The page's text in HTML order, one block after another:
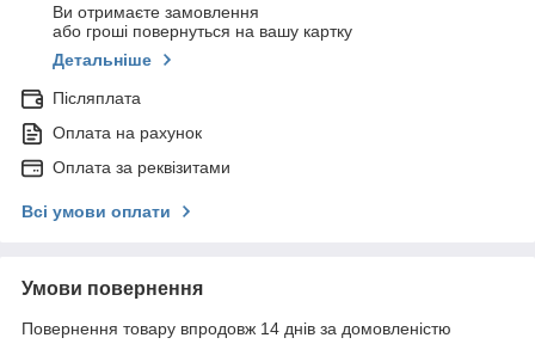
Ви отримаєте замовлення
або гроші повернуться на вашу картку
Детальніше
Післяплата
Оплата на рахунок
Оплата за реквізитами
Всі умови оплати
Умови повернення
Повернення товару впродовж 14 днів за домовленістю